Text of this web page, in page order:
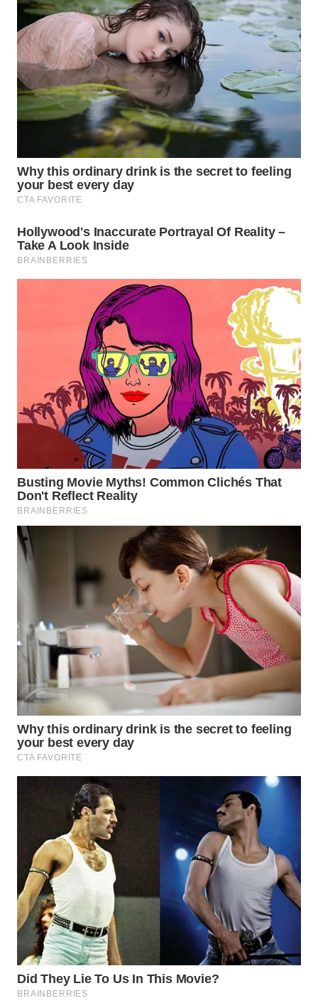
LABUHANBATU
WN
TAPANULI
TENGAH
WN DELI
WN
TEBING
TINGGI
WN
PAKPAK
WN
BOGOR
WN
TAPANULI
UTARA
PADANG
LAWAS
WN
SUMEDANG
WN
CIANJUR
KEPULAUAN
WN
TANGERANG
WN
BINJAI
WN
CIREBON